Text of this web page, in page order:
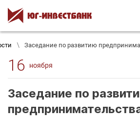
Заседание по развитию
16 ноября
Заседание по